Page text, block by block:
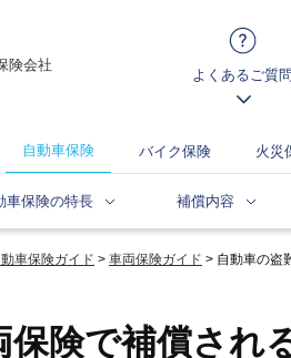
険会社
よくあるご質問
自動車保険 バイク保険 火災
車保険の特長 補償内容
車保険ガイド 車両保険ガイド 自動車の盗
険で補償され